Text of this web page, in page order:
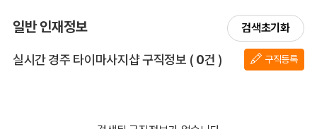
일반 인재정보 검색초기화
실시간 경주 타이마사지샵 구직정보 전체 목록
( 0건 ) 구직등록